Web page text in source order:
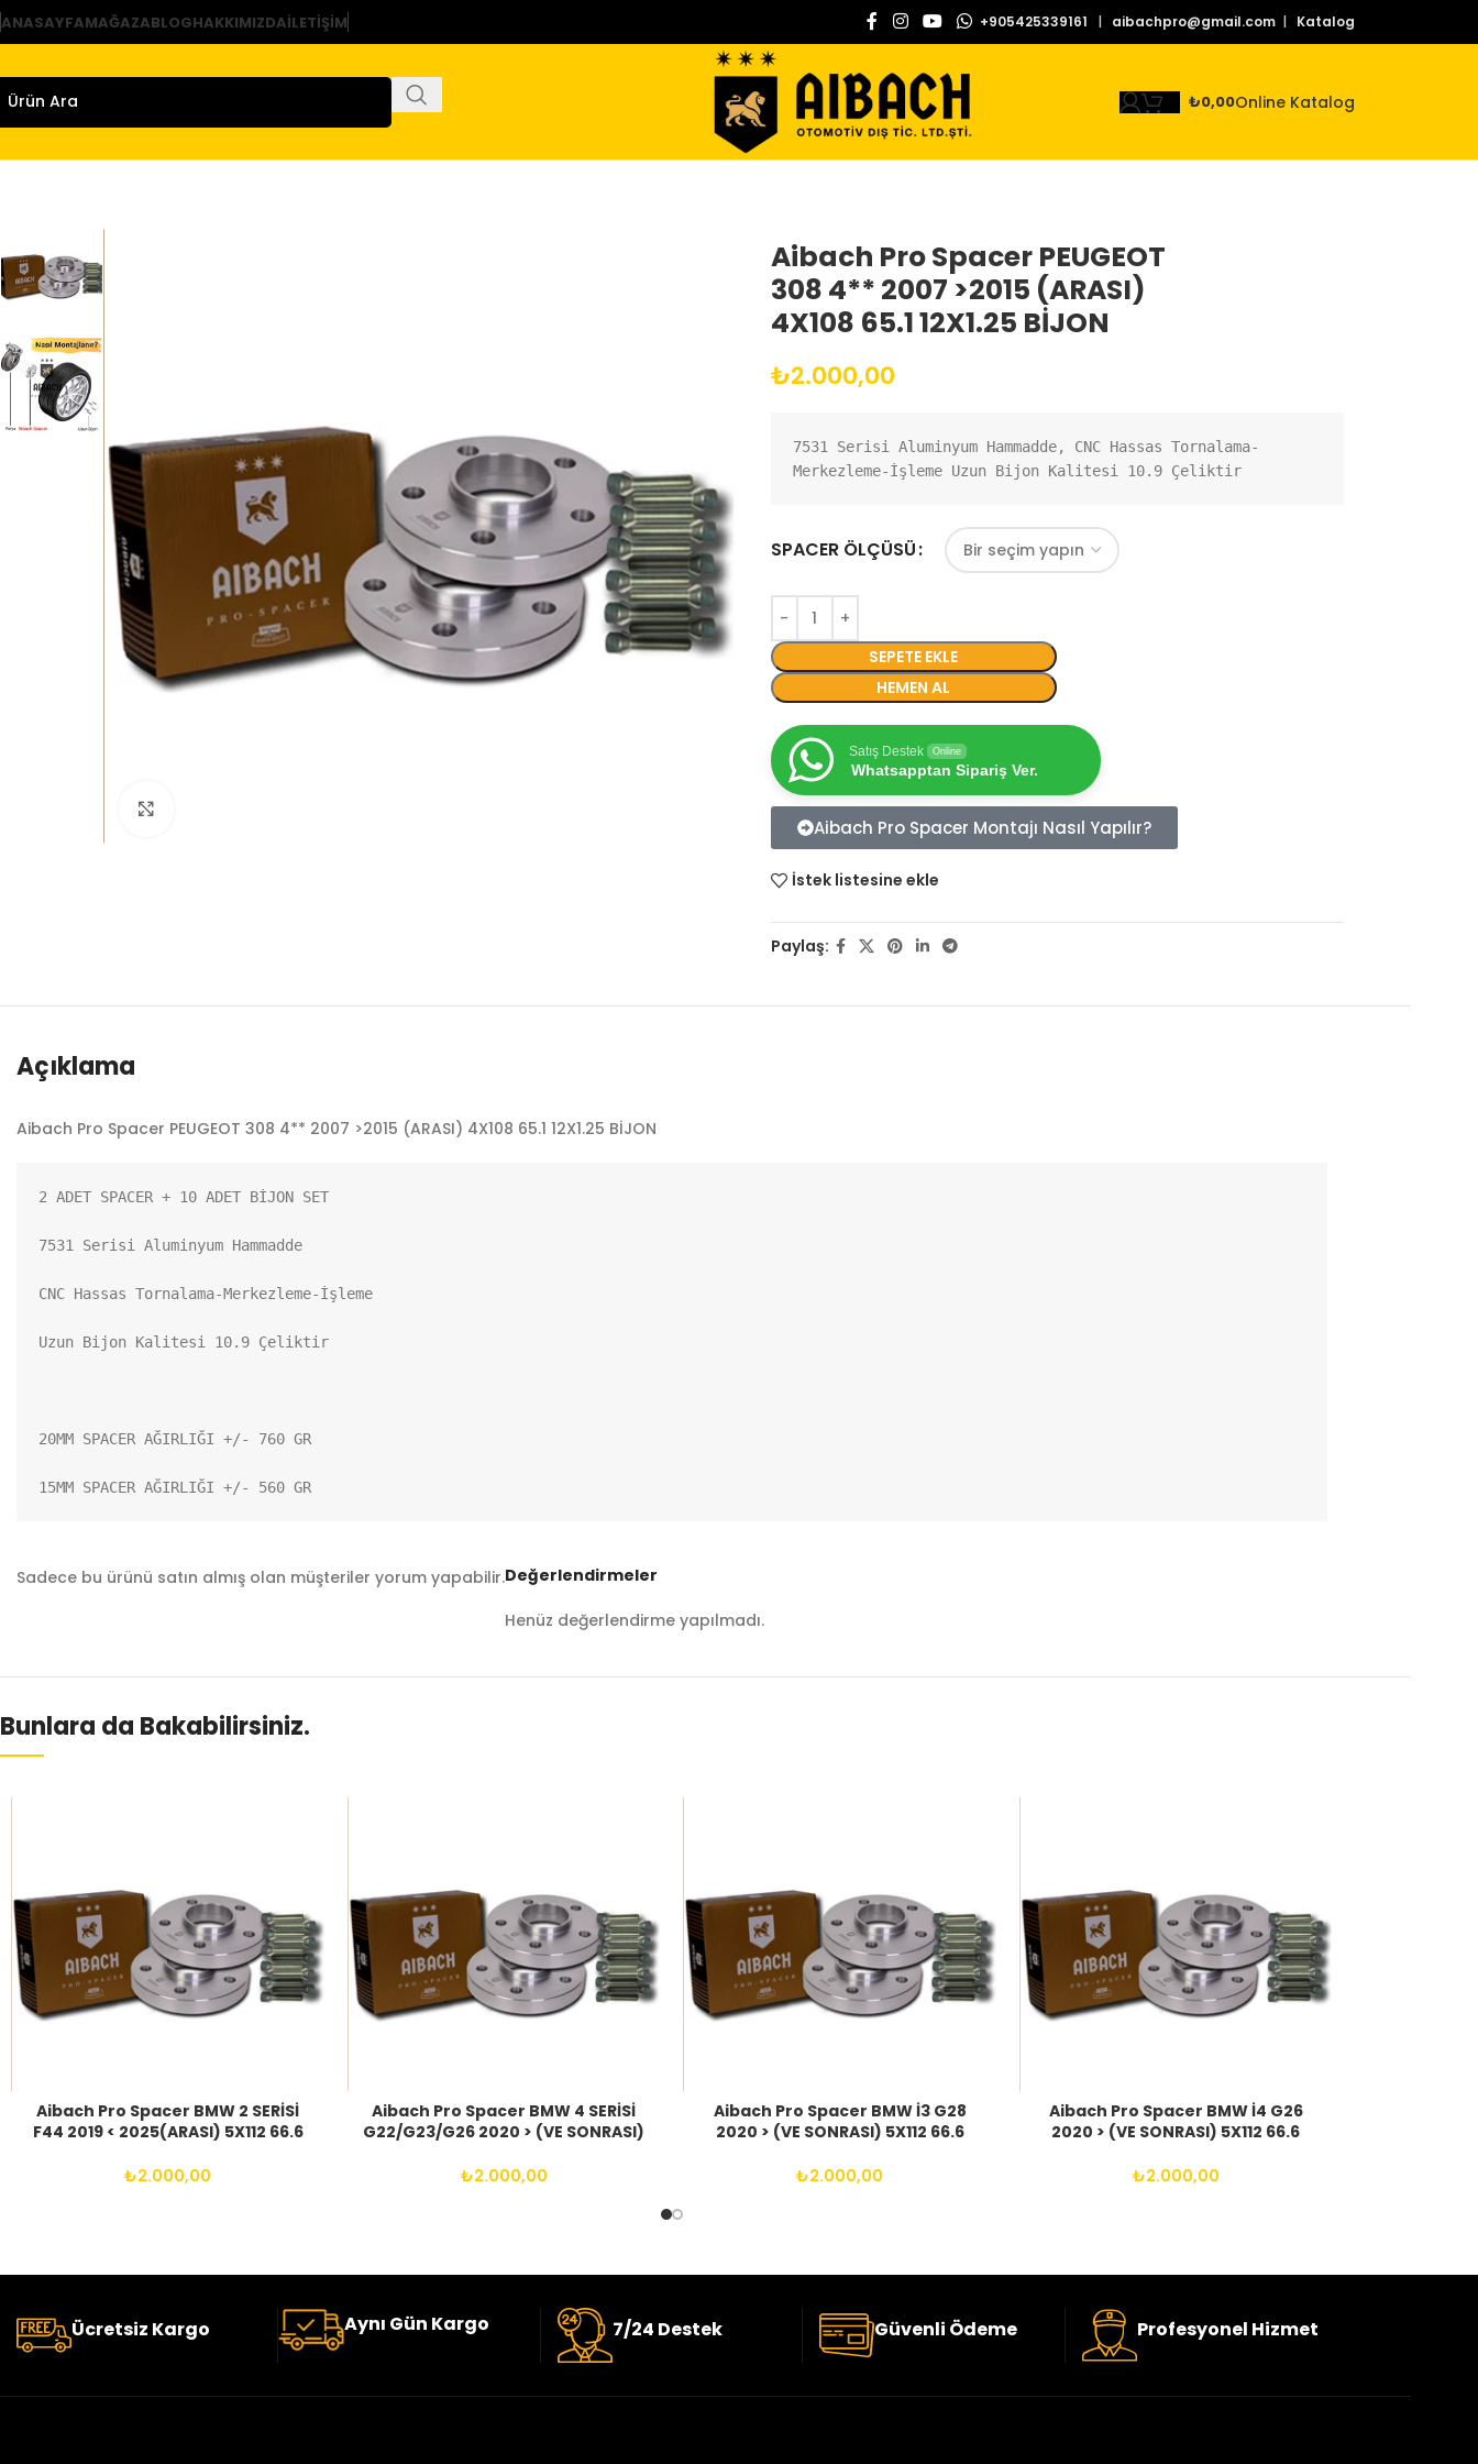
ANASAYFAMAĞAZABLOGHAKKIMIZDAİLETIŞIM +905425339161 | aibachpro@gmail.com | Katalog
₺0,00Online Katalog
Aibach Pro Spacer PEUGEOT
308 4** 2007 >2015 (ARASI)
4X108 65.1 12X1.25 BİJON
₺2.000,00
7531 Serisi Aluminyum Hammadde, CNC Hassas Tornalama-
Merkezleme-İşleme Uzun Bijon Kalitesi 10.9 Çeliktir
SPACER ÖLÇÜSÜ
SEPETE EKLE
HEMEN AL
Satış Destek Online
Whatsapptan Sipariş Ver.
Aibach Pro Spacer Montajı Nasıl Yapılır?
İstek listesine ekle
Paylaş:
Açıklama
Aibach Pro Spacer PEUGEOT 308 4** 2007 >2015 (ARASI) 4X108 65.1 12X1.25 BİJON
2 ADET SPACER + 10 ADET BİJON SET
7531 Serisi Aluminyum Hammadde
CNC Hassas Tornalama-Merkezleme-İşleme
Uzun Bijon Kalitesi 10.9 Çeliktir
20MM SPACER AĞIRLIĞI +/- 760 GR
15MM SPACER AĞIRLIĞI +/- 560 GR
Değerlendirmeler
Henüz değerlendirme yapılmadı.
Sadece bu ürünü satın almış olan müşteriler yorum yapabilir.
Bunlara da Bakabilirsiniz.
Aibach Pro Spacer BMW 2 SERİSİ
F44 2019 < 2025(ARASI) 5X112 66.6
₺2.000,00
Aibach Pro Spacer BMW 4 SERİSİ
G22/G23/G26 2020 > (VE SONRASI)
₺2.000,00
Aibach Pro Spacer BMW İ3 G28
2020 > (VE SONRASI) 5X112 66.6
₺2.000,00
Aibach Pro Spacer BMW İ4 G26
2020 > (VE SONRASI) 5X112 66.6
₺2.000,00
Ücretsiz Kargo Aynı Gün Kargo 7/24 Destek Güvenli Ödeme Profesyonel Hizmet